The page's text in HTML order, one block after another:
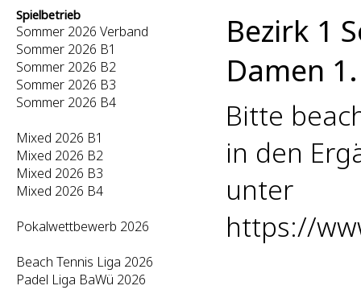
Spielbetrieb
Sommer 2026 Verband
Sommer 2026 B1
Sommer 2026 B2
Sommer 2026 B3
Sommer 2026 B4
Mixed 2026 B1
Mixed 2026 B2
Mixed 2026 B3
Mixed 2026 B4
Pokalwettbewerb 2026
Beach Tennis Liga 2026
Padel Liga BaWü 2026
Bezirk 1
Damen
Bitte
in den
unter
https://